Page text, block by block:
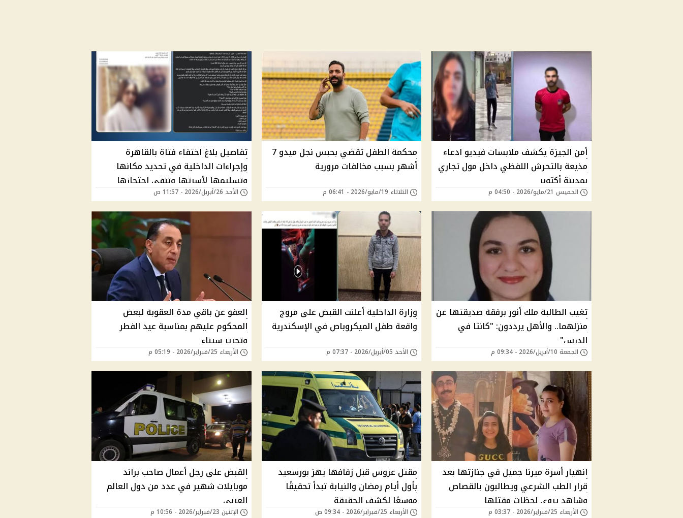
أمن الجيزة يكشف ملابسات فيديو ادعاء
مذيعة بالتحرش اللفظي داخل مول تجاري
بمدينة أكتوبر
الخميس 21/مايو/2026 - 04:50 م
محكمة الطفل تقضي بحبس نجل ميدو 7
أشهر بسبب مخالفات مرورية
الثلاثاء 19/مايو/2026 - 06:41 م
تفاصيل بلاغ اختفاء فتاة بالقاهرة
وإجراءات الداخلية في تحديد مكانها
وتسليمها لأسرتها وتنفي احتجازها
بقسم شرطة
الأحد 26/أبريل/2026 - 11:57 ص
تغيب الطالبة ملك أنور برفقة صديقتها عن
منزلهما.. والأهل يرددون: "كانتا في
الدرس"
الجمعة 10/أبريل/2026 - 09:34 م
وزارة الداخلية أعلنت القبض على مروج
واقعة طفل الميكروباص في الإسكندرية
الأحد 05/أبريل/2026 - 07:37 م
العفو عن باقي مدة العقوبة لبعض
المحكوم عليهم بمناسبة عيد الفطر
وتحرير سيناء
الأربعاء 25/فبراير/2026 - 05:19 م
انهيار أسرة ميرنا جميل في جنازتها بعد
قرار الطب الشرعي ويطالبون بالقصاص
وشاهد يروي لحظات مقتلها
الأربعاء 25/فبراير/2026 - 03:37 م
مقتل عروس قبل زفافها يهز بورسعيد
بأول أيام رمضان والنيابة تبدأ تحقيقًا
موسعًا لكشف الحقيقة
الأربعاء 25/فبراير/2026 - 09:34 ص
القبض على رجل أعمال صاحب براند
موبايلات شهير في عدد من دول العالم
العربي
الإثنين 23/فبراير/2026 - 10:56 م